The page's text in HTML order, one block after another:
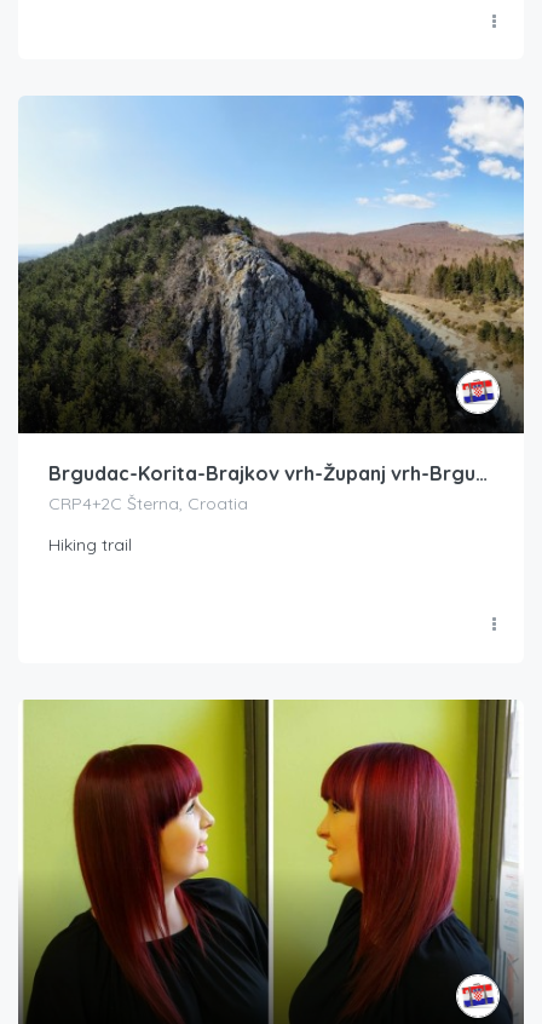
Brgudac-Korita-Brajkov vrh-Županj vrh-Brgudac
CRP4+2C Šterna, Croatia
Hiking trail